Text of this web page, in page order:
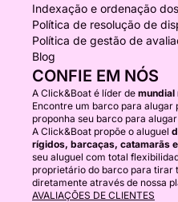
Indexação e ordenação
Política de resolução de
Política de gestão de
Blog
CONFIE EM NÓS
A Click&Boat é líder de mundial
Encontre um barco para alugar
proponha seu barco para
A Click&Boat propõe o aluguel
rígidos, barcaças, catamarãs
seu aluguel com total
proprietário do barco para tirar
diretamente através de nossa
AVALIAÇÕES DE CLIENTES